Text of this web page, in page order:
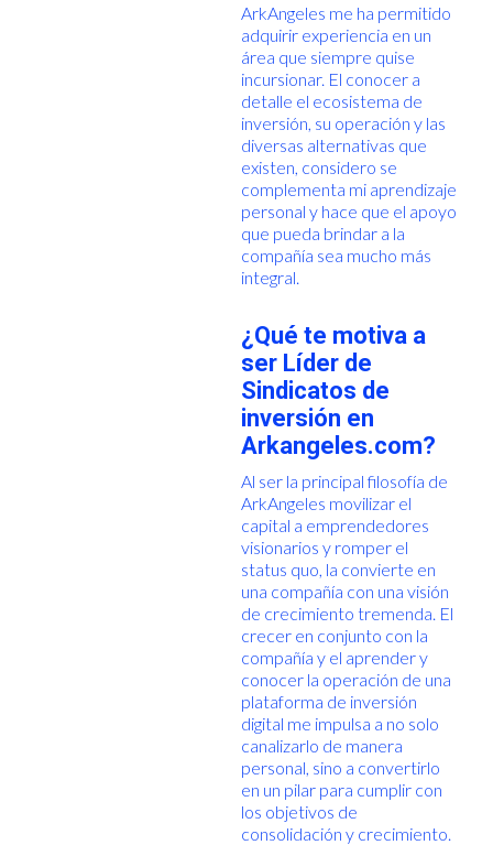
ArkAngeles me ha permitido
adquirir experiencia en un
área que siempre quise
incursionar. El conocer a
detalle el ecosistema de
inversión, su operación y las
diversas alternativas que
existen, considero se
complementa mi aprendizaje
personal y hace que el apoyo
que pueda brindar a la
compañía sea mucho más
integral.
¿Qué te motiva a
ser Líder de
Sindicatos de
inversión en
Arkangeles.com?
Al ser la principal filosofía de
ArkAngeles movilizar el
capital a emprendedores
visionarios y romper el
status quo, la convierte en
una compañía con una visión
de crecimiento tremenda. El
crecer en conjunto con la
compañía y el aprender y
conocer la operación de una
plataforma de inversión
digital me impulsa a no solo
canalizarlo de manera
personal, sino a convertirlo
en un pilar para cumplir con
los objetivos de
consolidación y crecimiento.